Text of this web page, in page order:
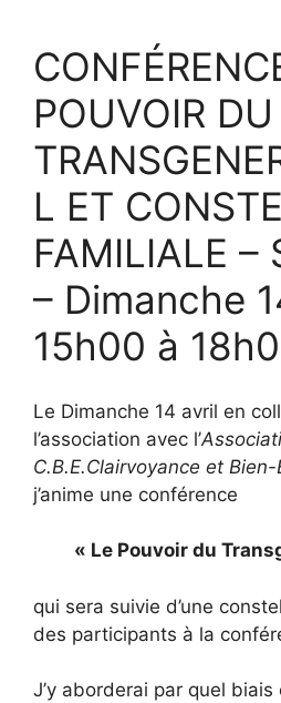
POUVOIR DU
L ET
FAMILIALE –
– Dimanche
15h00 à
Le Dimanche 14 avril en
l’association avec l’
C.B.E.Clairvoyance et Bien-
j’anime une conférence
« Le Pouvoir du
qui sera suivie d’une
des participants à la
J’y aborderai par quel